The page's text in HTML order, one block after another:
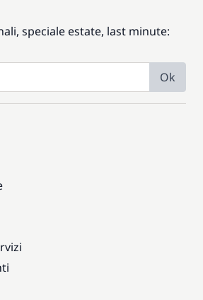
speciale estate, last minute:
Ok